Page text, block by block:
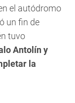
el autódromo
un fin de
tuvo
Antolín y
la